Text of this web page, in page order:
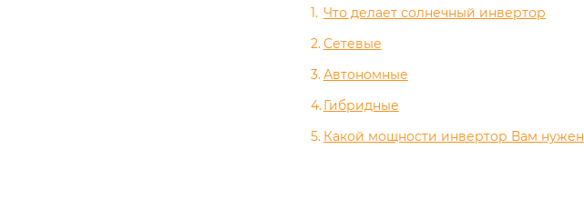
Что делает солнечный инвертор
Сетевые
Автономные
Гибридные
Какой мощности инвертор Вам нужен